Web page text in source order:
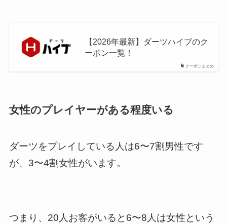
クーポンまとめ
【2026年最新】ダーツハイブのク
ーポン一覧！
女性のプレイヤーがある程度いる
ダーツをプレイしている人は6〜7割男性です
が、3〜4割女性がいます。
つまり、20人お客がいると6〜8人は女性という